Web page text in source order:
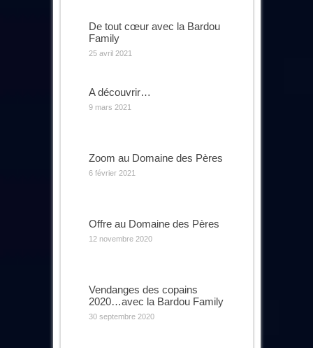
De tout cœur avec la Bardou
Family
25 avril 2021
A découvrir…
9 mars 2021
Zoom au Domaine des Pères
6 février 2021
Offre au Domaine des Pères
12 novembre 2020
Vendanges des copains
2020…avec la Bardou Family
30 septembre 2020